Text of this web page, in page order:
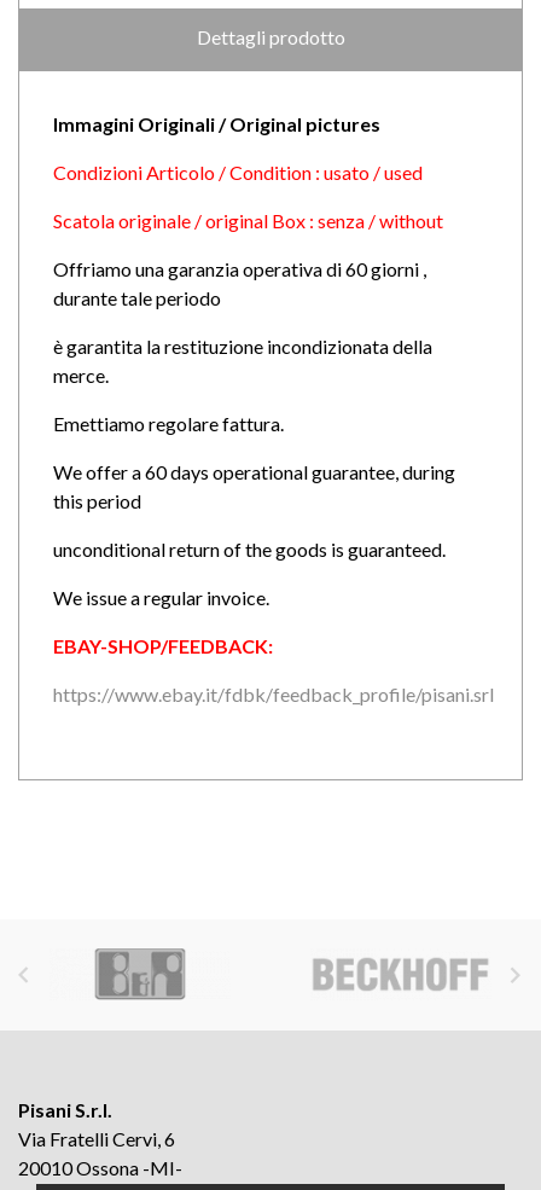
Dettagli prodotto
Immagini Originali / Original pictures
Condizioni Articolo / Condition : usato / used
Scatola originale / original Box : senza / without
Offriamo una garanzia operativa di 60 giorni ,
durante tale periodo
è garantita la restituzione incondizionata della
merce.
Emettiamo regolare fattura.
We offer a 60 days operational guarantee, during
this period
unconditional return of the goods is guaranteed.
We issue a regular invoice.
EBAY-SHOP/FEEDBACK:
https://www.ebay.it/fdbk/feedback_profile/pisani.srl
 
Pisani S.r.l.
Via Fratelli Cervi, 6
20010 Ossona -MI-